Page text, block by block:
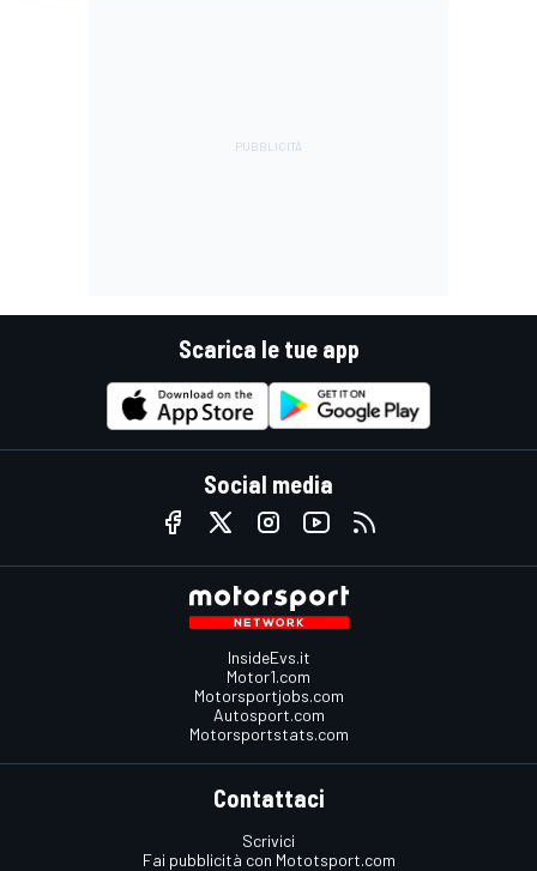
Scarica le tue app
Social media
InsideEvs.it
Motor1.com
Motorsportjobs.com
Autosport.com
Motorsportstats.com
Contattaci
Scrivici
Fai pubblicità con Mototsport.com